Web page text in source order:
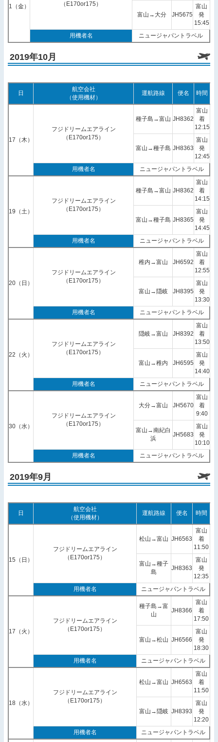
1（金）
（E170or175）
富山→大分 JH5675
富山
発
15:45
用機者名
ニュージャパントラベル
2019年10月
日
航空会社
（使用機材）
運航路線 便名 時間
17（木）
フジドリームエアライン
（E170or175）
種子島→富山 JH8362
富山
着
12:15
富山→種子島 JH8363
富山
発
12:45
用機者名
ニュージャパントラベル
19（土）
フジドリームエアライン
（E170or175）
種子島→富山 JH8362
富山
着
14:15
富山→種子島 JH8365
富山
発
14:45
用機者名
ニュージャパントラベル
20（日）
フジドリームエアライン
（E170or175）
稚内→富山 JH6592
富山
着
12:55
富山→隠岐 JH8395
富山
発
13:30
用機者名
ニュージャパントラベル
22（火）
フジドリームエアライン
（E170or175）
隠岐→富山 JH8392
富山
着
13:50
富山→稚内 JH6595
富山
発
14:40
用機者名
ニュージャパントラベル
30（水）
フジドリームエアライン
（E170or175）
大分→富山 JH5670
富山
着
9:40
富山→南紀白
浜
JH5683
富山
発
10:10
用機者名
ニュージャパントラベル
2019年9月
日
航空会社
（使用機材）
運航路線 便名 時間
15（日）
フジドリームエアライン
（E170or175）
松山→富山 JH6563
富山
着
11:50
富山→種子
島
JH8363
富山
発
12:35
用機者名
ニュージャパントラベル
17（火）
フジドリームエアライン
（E170or175）
種子島→富
山
JH8366
富山
着
17:50
富山→松山 JH6566
富山
発
18:30
用機者名
ニュージャパントラベル
18（水）
フジドリームエアライン
（E170or175）
松山→富山 JH6563
富山
着
11:50
富山→隠岐 JH8393
富山
発
12:20
用機者名
ニュージャパントラベル